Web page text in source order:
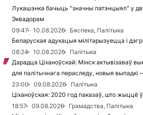
Лукашэнка бачыць "значны патэнцыял" у
Эквадорам
09:47
10.08.2026
Бяспека, Палітыка
Беларуская адукацыя мілітарызуецца і
08:24
10.08.2026
Палітыка
Дарадца Ціханоўскай: Мінск актывізаваў
для палітычнага пераследу, новыя выпадкі
23:00
09.08.2026
Палітыка
Ціханоўская: 2020 год паказаў, што жыццё
18:57
09.08.2026
Грамадства, Палітыка